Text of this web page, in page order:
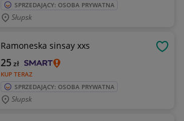
SPRZEDAJĄCY: OSOBA PRYWATNA
Słupsk
Ramoneska sinsay xxs
KUP TERAZ
25zł
SPRZEDAJĄCY: OSOBA PRYWATNA
Słupsk